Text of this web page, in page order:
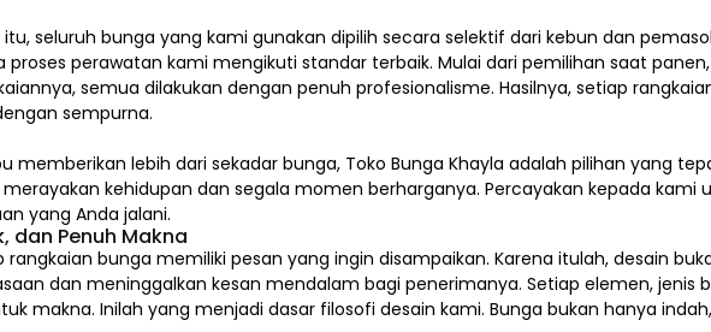
seluruh bunga yang kami gunakan dipilih secara selektif dari kebun dan
perawatan kami mengikuti standar terbaik. Mulai dari pemilihan saat
semua dilakukan dengan penuh profesionalisme. Hasilnya, setiap
sempurna.
lebih dari sekadar bunga, Toko Bunga Khayla adalah pilihan yang
kehidupan dan segala momen berharganya. Percayakan kepada kami
yang Anda jalani.
dan Penuh Makna
bunga memiliki pesan yang ingin disampaikan. Karena itulah, desain
dan meninggalkan kesan mendalam bagi penerimanya. Setiap elemen,jenis
makna. Inilah yang menjadi dasar filosofi desain kami. Bunga bukan hanya